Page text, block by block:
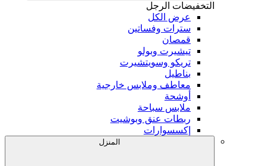
التخفيضات الرجل
عرض الكل
سترات وفساتين
قمصان
تيشيرت وبولو
تريكو وسويتشيرت
بناطيل
معاطف وملابس خارجية
أوشحة
ملابس سباحة
ربطات عنق وبوشيت
إكسسوارات
المنزل